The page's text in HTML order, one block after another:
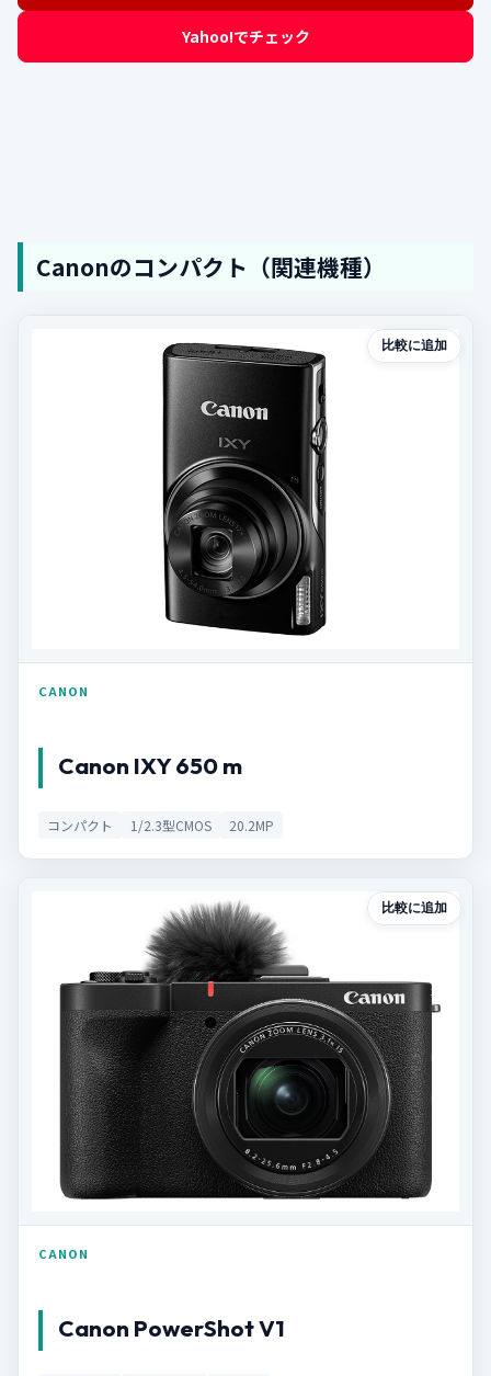
Yahoo!でチェック
Canonのコンパクト（関連機種）
比較に追加
CANON
Canon IXY 650 m
コンパクト 1/2.3型CMOS 20.2MP
比較に追加
CANON
Canon PowerShot V1